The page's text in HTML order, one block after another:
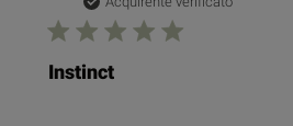
Instinct